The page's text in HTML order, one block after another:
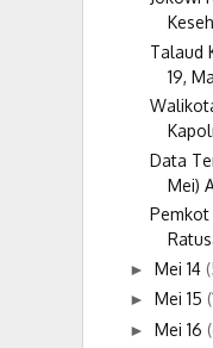
Talaud
19,
Data
Mei)
► Mei 14
► Mei 15
► Mei 16